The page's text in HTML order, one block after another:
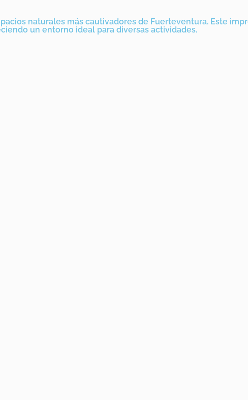
naturales más cautivadores de Fuerteventura. Este
un entorno ideal para diversas actividades.